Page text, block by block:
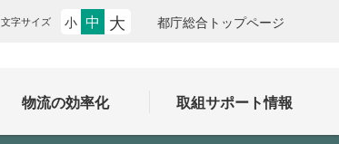
文字サイズ 小 中 大 都庁総合トップページ
物流の効率化 取組サポート情報